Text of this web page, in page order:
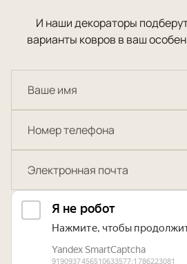
И наши декораторы
варианты ковров в ваш